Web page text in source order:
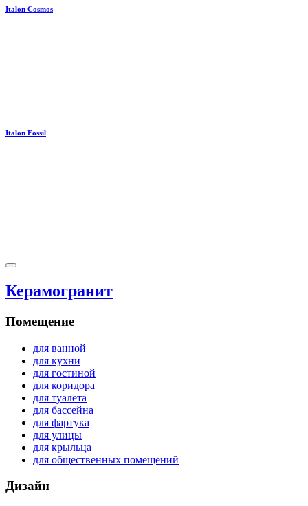
Italon Cosmos
Italon Fossil
Керамогранит
Помещение
для ванной
для кухни
для гостиной
для коридора
для туалета
для бассейна
для фартука
для улицы
для крыльца
для общественных помещений
Дизайн